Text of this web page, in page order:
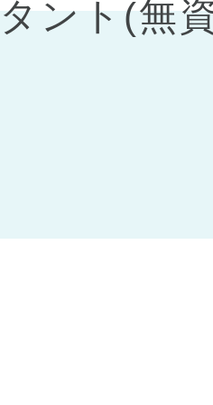
タント(無